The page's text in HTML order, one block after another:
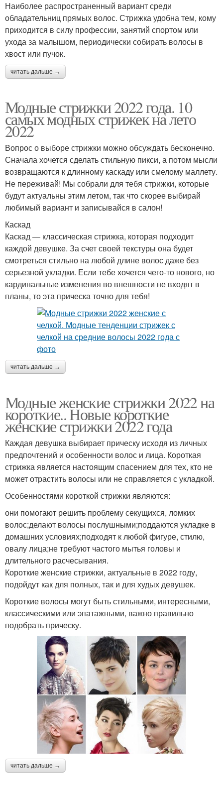
Наиболее распространенный вариант среди
обладательниц прямых волос. Стрижка удобна тем, кому
приходится в силу профессии, занятий спортом или
ухода за малышом, периодически собирать волосы в
хвост или пучок.
читать дальше →
Модные стрижки 2022 года. 10
самых модных стрижек на лето
2022
Вопрос о выборе стрижки можно обсуждать бесконечно.
Сначала хочется сделать стильную пикси, а потом мысли
возвращаются к длинному каскаду или смелому маллету.
Не переживай! Мы собрали для тебя стрижки, которые
будут актуальны этим летом, так что скорее выбирай
любимый вариант и записывайся в салон!
Каскад
Каскад — классическая стрижка, которая подходит
каждой девушке. За счет своей текстуры она будет
смотреться стильно на любой длине волос даже без
серьезной укладки. Если тебе хочется чего-то нового, но
кардинальные изменения во внешности не входят в
планы, то эта прическа точно для тебя!
читать дальше →
Модные женские стрижки 2022 на
короткие.. Новые короткие
женские стрижки 2022 года
Каждая девушка выбирает прическу исходя из личных
предпочтений и особенности волос и лица. Короткая
стрижка является настоящим спасением для тех, кто не
может отрастить волосы или не справляется с укладкой.
Особенностями короткой стрижки являются:
они помогают решить проблему секущихся, ломких
волос;делают волосы послушными;поддаются укладке в
домашних условиях;подходят к любой фигуре, стилю,
овалу лица;не требуют частого мытья головы и
длительного расчесывания.
Короткие женские стрижки, актуальные в 2022 году,
подойдут как для полных, так и для худых девушек.
Короткие волосы могут быть стильными, интересными,
классическими или эпатажными, важно правильно
подобрать прическу.
читать дальше →